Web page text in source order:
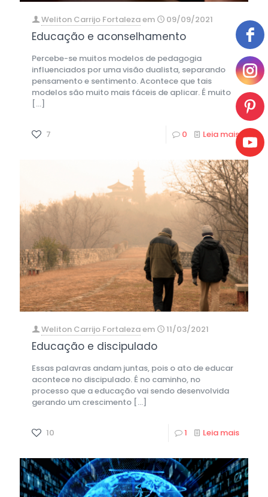
Weliton Carrijo Fortalezaem 09/09/2021
Educação e aconselhamento
Percebe-se muitos modelos de pedagogia
influenciados por uma visão dualista, separando
pensamento e sentimento. Acontece que tais
modelos são muito mais fáceis de aplicar. É muito
[…]
7 0 Leia mais
Weliton Carrijo Fortalezaem 11/03/2021
Educação e discipulado
Essas palavras andam juntas, pois o ato de educar
acontece no discipulado. É no caminho, no
processo que a educação vai sendo desenvolvida
gerando um crescimento […]
10 1 Leia mais